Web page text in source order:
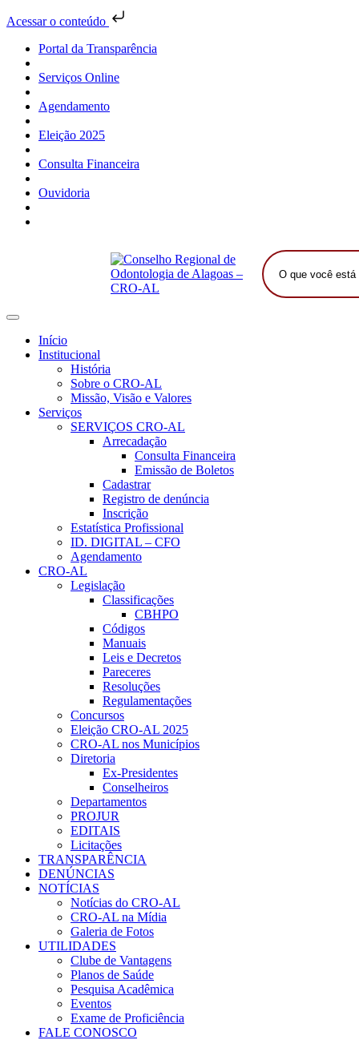
Acessar o conteúdo
Portal da Transparência
Serviços Online
Agendamento
Eleição 2025
Consulta Financeira
Ouvidoria
O
que
Início
Institucional
História
Sobre o CRO-AL
Missão, Visão e Valores
Serviços
SERVIÇOS CRO-AL
Arrecadação
Consulta Financeira
Emissão de Boletos
Cadastrar
Registro de denúncia
Inscrição
Estatística Profissional
ID. DIGITAL – CFO
Agendamento
CRO-AL
Legislação
Classificações
CBHPO
Códigos
Manuais
Leis e Decretos
Pareceres
Resoluções
Regulamentações
Concursos
Eleição CRO-AL 2025
CRO-AL nos Municípios
Diretoria
Ex-Presidentes
Conselheiros
Departamentos
PROJUR
EDITAIS
Licitações
TRANSPARÊNCIA
DENÚNCIAS
NOTÍCIAS
Notícias do CRO-AL
CRO-AL na Mídia
Galeria de Fotos
UTILIDADES
Clube de Vantagens
Planos de Saúde
Pesquisa Acadêmica
Eventos
Exame de Proficiência
FALE CONOSCO